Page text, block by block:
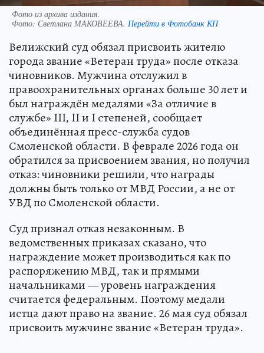
Фото из архива издания.
Фото: Светлана МАКОВЕЕВА. Перейти в Фотобанк КП
Велижский суд обязал присвоить жителю
города звание «Ветеран труда» после отказа
чиновников. Мужчина отслужил в
правоохранительных органах больше 30 лет и
был награждён медалями «За отличие в
службе» III, II и I степеней, сообщает
объединённая пресс-служба судов
Смоленской области. В феврале 2026 года он
обратился за присвоением звания, но получил
отказ: чиновники решили, что награды
должны быть только от МВД России, а не от
УВД по Смоленской области.
Суд признал отказ незаконным. В
ведомственных приказах сказано, что
награждение может производиться как по
распоряжению МВД, так и прямыми
начальниками — уровень награждения
считается федеральным. Поэтому медали
истца дают право на звание. 26 мая суд обязал
присвоить мужчине звание «Ветеран труда».